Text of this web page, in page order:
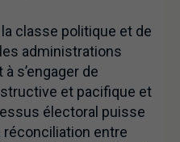
classe politique et de
administrations
s’engager de
et pacifique et
électoral puisse
entre